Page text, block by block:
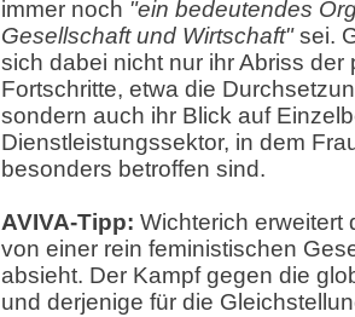
immer noch "ein bedeutendes
Gesellschaft und Wirtschaft"sei.
sich dabei nicht nur ihr Abriss der
Fortschritte, etwa die
sondern auch ihr Blick auf
Dienstleistungssektor, in dem
besonders betroffen sind.
AVIVA-Tipp: Wichterich erweitert
von einer rein feministischen
absieht. Der Kampf gegen die
und derjenige für die